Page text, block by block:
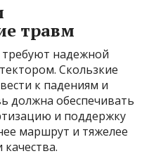
травм
требуют надежной
Скользкие
к падениям и
должна обеспечивать
и поддержку
маршрут и тяжелее